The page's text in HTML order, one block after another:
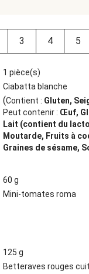
3 4 5
1 pièce(s)
Ciabatta blanche
(Contient : Gluten,
Peut contenir : Œuf,
Lait (contient du
Moutarde, Fruits à
Graines de sésame,
60 g
Mini-tomates roma
125 g
Betteraves rouges